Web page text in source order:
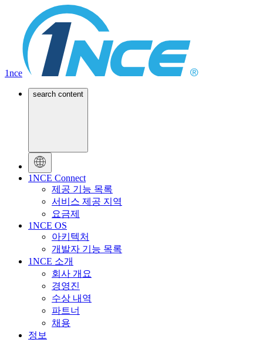
1nce
search content
1NCE Connect
제공 기능 목록
서비스 제공 지역
요금제
1NCE OS
아키텍처
개발자 기능 목록
1NCE 소개
회사 개요
경영진
수상 내역
파트너
채용
정보